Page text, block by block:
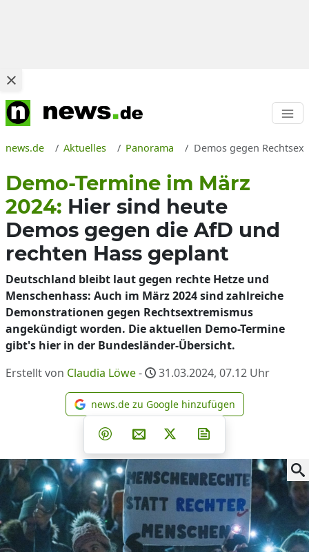
news.de Aktuelles Panorama Demos gegen
Demo-Termine im März
2024: Hier sind heute
Demos gegen die AfD und
rechten Hass geplant
Deutschland bleibt laut gegen rechte Hetze und
Menschenhass: Auch im März 2024 sind zahlreiche
Demonstrationen gegen Rechtsextremismus
angekündigt worden. Die aktuellen Demo-Termine
gibt's hier in der Bundesländer-Übersicht.
Erstellt von Claudia Löwe- 31.03.2024, 07.12 Uhr
news.de zu Google
news.de zu Google hinzufügen
Teilen auf Facebook
Teilen auf Whatsapp
Teilen auf Telegram
Teilen auf Pinterest
Per E-Mail teilen
Post auf X